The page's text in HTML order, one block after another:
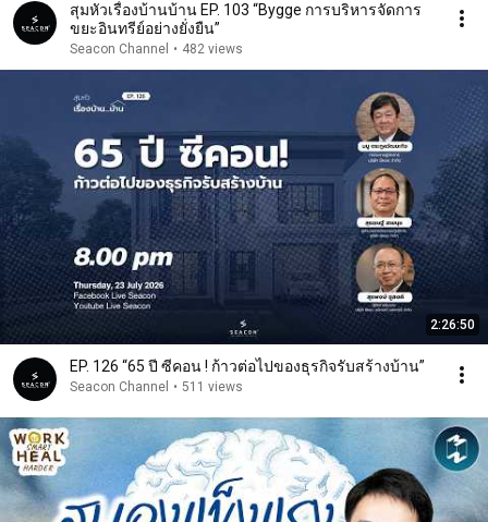
สุมหัวเรื่องบ้านบ้าน EP. 103 “Bygge การบริหารจัดการ
ขยะอินทรีย์อย่างยั่งยืน”
Seacon Channel • 482 views
2:26:50
EP. 126 “65 ปี ซีคอน ! ก้าวต่อไปของธุรกิจรับสร้างบ้าน”
Seacon Channel • 511 views